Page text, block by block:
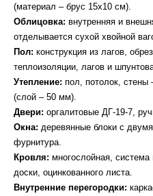
(материал – брус 15х10 см).
Облицовка: внутренняя и
отделывается сухой хвойной
Пол: конструкция из лагов,
теплоизоляции, лагов и
Утепление: пол, потолок, стены
(слой – 50 мм).
Двери: оргалитовые ДГ-19-7,
Окна: деревянные блоки с
фурнитура.
Кровля: многослойная, система
доски, оцинкованного листа.
Внутренние перегородки: